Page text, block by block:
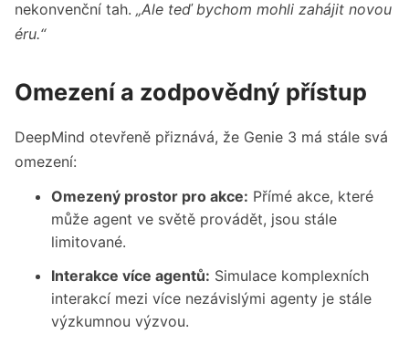
nekonvenční tah. „Ale teď bychom mohli zahájit novou
éru.“
Omezení a zodpovědný přístup
DeepMind otevřeně přiznává, že Genie 3 má stále svá
omezení:
Omezený prostor pro akce: Přímé akce, které
může agent ve světě provádět, jsou stále
limitované.
Interakce více agentů: Simulace komplexních
interakcí mezi více nezávislými agenty je stále
výzkumnou výzvou.